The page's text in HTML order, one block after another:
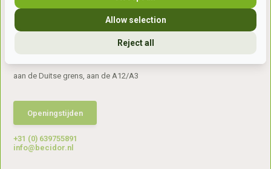
winkel
Handelsweg 6a
aan de Duitse grens, aan de A12/A3
Openingstijden
+31 (0) 639755891
info@becidor.nl
Reject all
Allow selection